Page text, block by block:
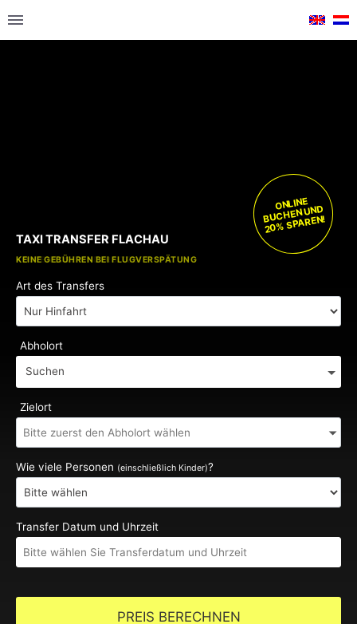
KOSTENLOSE KINDERSITZE
KEINE GEBÜHREN BEI FLUGVERSPÄTUNG
TAXI TRANSFER FLACHAU
ONLINE
BUCHEN UND
20% SPAREN!
Art des Transfers
Abholort
Suchen
Zielort
Wie viele Personen (einschließlich Kinder)?
Transfer Datum und Uhrzeit
PREIS BERECHNEN